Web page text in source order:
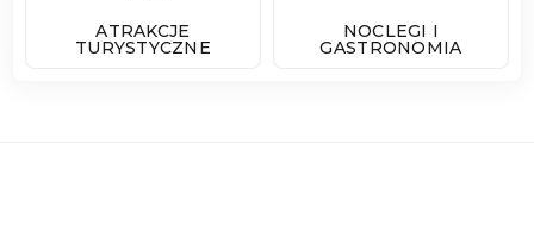
ATRAKCJE
TURYSTYCZNE
NOCLEGI I
GASTRONOMIA